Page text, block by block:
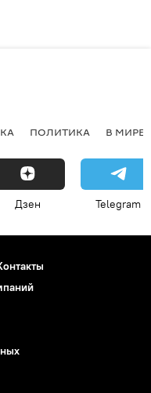
ПОЛИТИКА В МИРЕ
Дзен Telegram